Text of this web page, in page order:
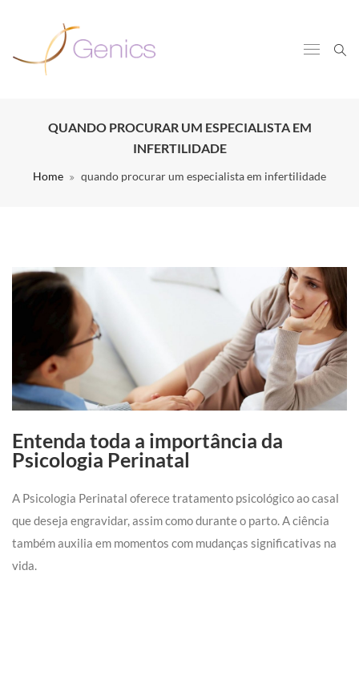
QUANDO PROCURAR UM ESPECIALISTA EM
INFERTILIDADE
Home quando procurar um especialista em infertilidade
Entenda toda a importância da
Psicologia Perinatal
A Psicologia Perinatal oferece tratamento psicológico ao casal
que deseja engravidar, assim como durante o parto. A ciência
também auxilia em momentos com mudanças significativas na
vida.